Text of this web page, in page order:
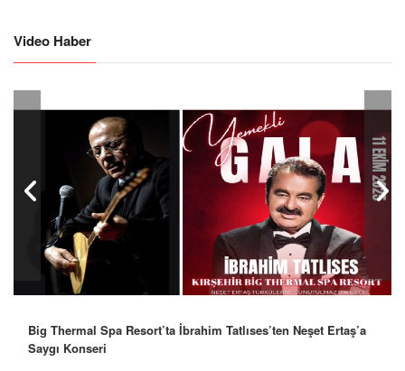
Video Haber
Big Thermal Spa Resort’ta İbrahim Tatlıses’ten Neşet Ertaş’a
Saygı Konseri